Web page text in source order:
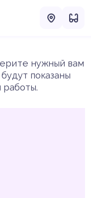
нужный вам
показаны
работы.